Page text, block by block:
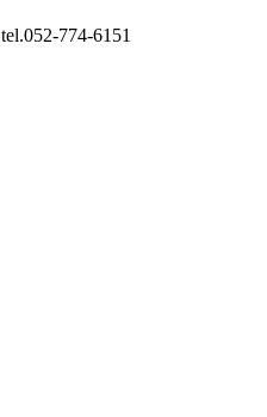
tel.052-774-6151